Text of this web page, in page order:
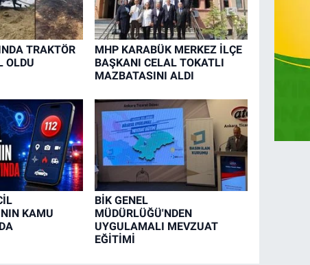
TRAKTÖR
OLDU
MHP KARABÜK MERKEZ İLÇE
BAŞKANI CELAL TOKATLI
MAZBATASINI ALDI
KAMU
BİK GENEL
MÜDÜRLÜĞÜ'NDEN
UYGULAMALI MEVZUAT
EĞİTİMİ